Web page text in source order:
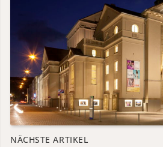
NÄCHSTE ARTIKEL